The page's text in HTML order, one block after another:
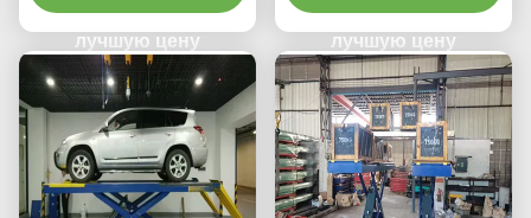
лучшую цену
технологиями подъема
лучшую цену